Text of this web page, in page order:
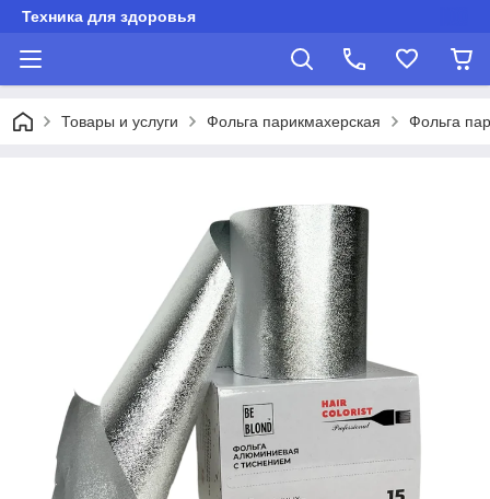
Техника для здоровья
Товары и услуги Фольга парикмахерская Фольга